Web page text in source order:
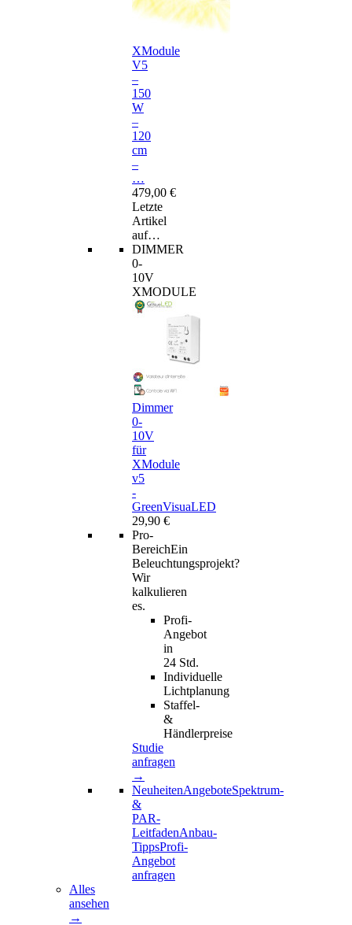
XModule
V5
–
150
W
–
120
cm
–
…
479,00 €
Letzte
Artikel
auf…
DIMMER
0-
10V
XMODULE
Dimmer
0-
10V
für
XModule
v5
-
GreenVisuaLED
29,90 €
Pro-
BereichEin
Beleuchtungsprojekt?
Wir
kalkulieren
es.
Profi-
Angebot
in
24 Std.
Individuelle
Lichtplanung
Staffel-
&
Händlerpreise
Studie
anfragen
→
NeuheitenAngeboteSpektrum-
&
PAR-
LeitfadenAnbau-
TippsProfi-
Angebot
anfragen
Alles
ansehen
→